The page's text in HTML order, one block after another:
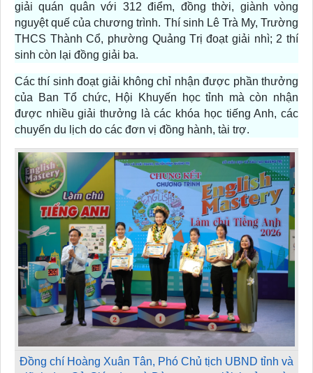
giải quán quân với 312 điểm, đồng thời, giành vòng
nguyệt quế của chương trình. Thí sinh Lê Trà My, Trường
THCS Thành Cổ, phường Quảng Trị đoạt giải nhì; 2 thí
sinh còn lại đồng giải ba.
Các thí sinh đoạt giải không chỉ nhận được phần thưởng
của Ban Tổ chức, Hội Khuyến học tỉnh mà còn nhận
được nhiều giải thưởng là các khóa học tiếng Anh, các
chuyến du lịch do các đơn vị đồng hành, tài trợ.
Đồng chí Hoàng Xuân Tân, Phó Chủ tịch UBND tỉnh và